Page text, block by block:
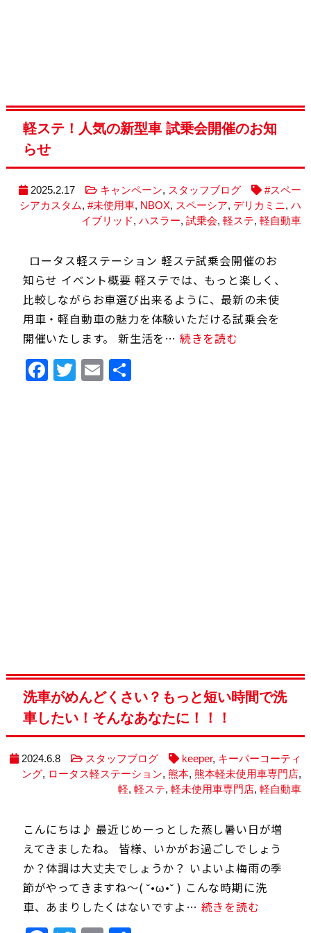
軽ステ！人気の新型車 試乗会開催のお知
らせ
2025.2.17 キャンペーン, スタッフブログ
#スペー
シアカスタム,#未使用車, NBOX, スペーシア, デリカミニ,ハ
イブリッド,ハスラー,試乗会,軽ステ,軽自動車
ロータス軽ステーション 軽ステ試乗会開催のお
知らせ イベント概要 軽ステでは、もっと楽しく、
比較しながらお車選び出来るように、最新の未使
用車・軽自動車の魅力を体験いただける試乗会を
開催いたします。 新生活を… 続きを読む
Facebook
TwitterEmail
洗車がめんどくさい？もっと短い時間で洗
車したい！そんなあなたに！！！
2024.6.8 スタッフブログ keeper, キーパーコーティ
ング, ロータス軽ステーション,熊本,熊本軽未使用車専門店,
軽,軽ステ,軽未使用車専門店,軽自動車
こんにちは♪ 最近じめーっとした蒸し暑い日が増
えてきましたね。 皆様、いかがお過ごしでしょう
か？体調は大丈夫でしょうか？ いよいよ梅雨の季
節がやってきますね～( ˘•ω•˘ ) こんな時期に洗
車、あまりしたくはないですよ… 続きを読む